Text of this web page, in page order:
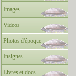
Images
Videos
Photos d'époque
Insignes
Livres et docs